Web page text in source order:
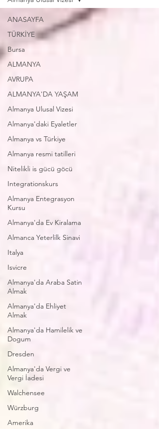
ANASAYFA
TÜRKİYE
Bursa
ALMANYA
AVRUPA
ALMANYA'DA YAŞAM
Almanya Ulusal Vizesi
Almanya'daki Eyaletler
Almanya vs Türkiye
Almanya resmi tatilleri
Nitelikli is gücü göcü
Integrationskurs
Almanya Entegrasyon
Kursu
Almanya'da Ev Kiralama
Almanca Yeterlilk Sinavi
Italya
Isvicre
Almanya'da Araba Satin
Almak
Almanya'da Ehliyet
Almak
Almanya'da Hamilelik ve
Dogum
Dresden
Almanya'da Vergi ve
Vergi İadesi
Walchensee
Würzburg
Amerika